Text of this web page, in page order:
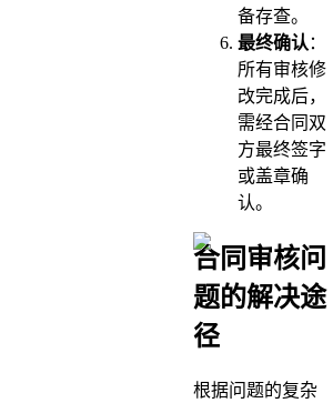
备存查。
最终确认 ：
所有审核修
改完成后，
需经合同双
方最终签字
或盖章确
认。
合同审核问
题的解决途
径
根据问题的复杂